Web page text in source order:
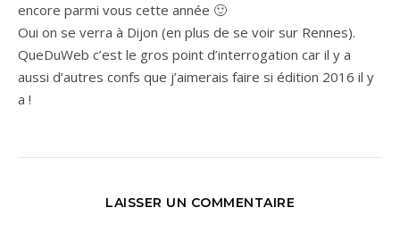
encore parmi vous cette année 🙂
Oui on se verra à Dijon (en plus de se voir sur Rennes).
QueDuWeb c’est le gros point d’interrogation car il y a
aussi d’autres confs que j’aimerais faire si édition 2016 il y
a !
LAISSER UN COMMENTAIRE